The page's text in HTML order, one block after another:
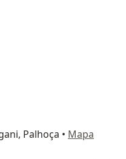
Palhoça • Mapa